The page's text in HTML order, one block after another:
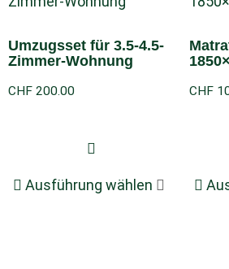
Umzugsset für 3.5-4.5-
Zimmer-Wohnung
CHF 200.00
Ausführung wählen
CHF